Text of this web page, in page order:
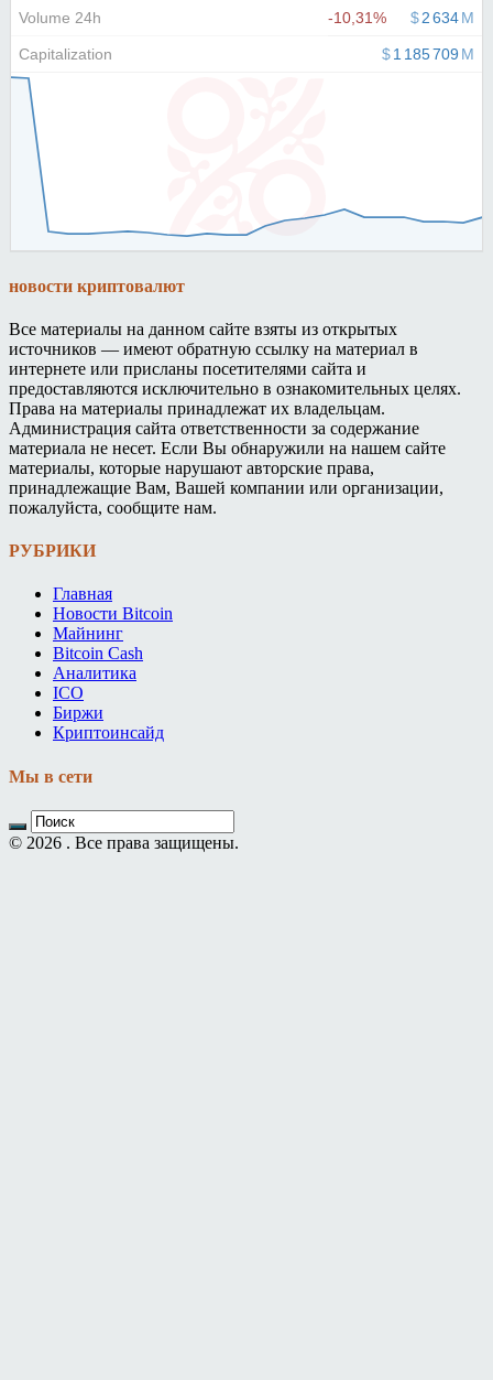
новости криптовалют
Все материалы на данном сайте взяты из открытых
источников — имеют обратную ссылку на материал в
интернете или присланы посетителями сайта и
предоставляются исключительно в ознакомительных целях.
Права на материалы принадлежат их владельцам.
Администрация сайта ответственности за содержание
материала не несет. Если Вы обнаружили на нашем сайте
материалы, которые нарушают авторские права,
принадлежащие Вам, Вашей компании или организации,
пожалуйста, сообщите нам.
РУБРИКИ
Главная
Новости Bitcoin
Майнинг
Bitcoin Cash
Аналитика
ICO
Биржи
Криптоинсайд
Мы в сети
© 2026 . Все права защищены.